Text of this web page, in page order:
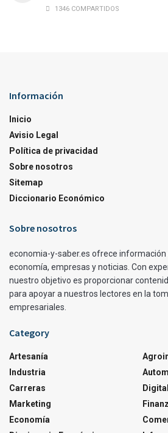
1346 COMPARTIDOS
Información
Inicio
Avisio Legal
Política de privacidad
Sobre nosotros
Sitemap
Diccionario Económico
Sobre nosotros
economia-y-saber.es ofrece información
economía, empresas y noticias. Con
nuestro objetivo es proporcionar
para apoyar a nuestros lectores en la
empresariales.
Category
Artesanía
Industria
Carreras
Marketing
Economía